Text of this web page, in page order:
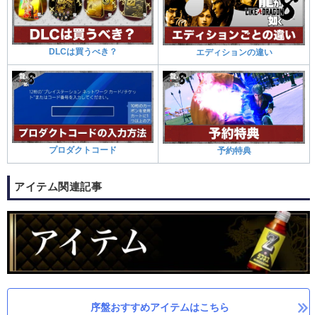
DLCは買うべき？ エディションの違い
プロダクトコード 予約特典
アイテム関連記事
序盤おすすめアイテムはこちら